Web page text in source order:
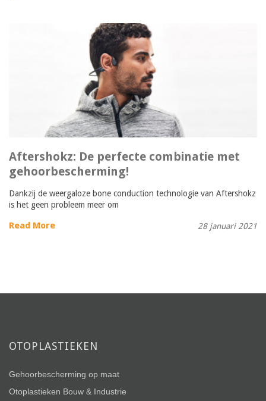
Aftershokz: De perfecte combinatie met
gehoorbescherming!
Dankzij de weergaloze bone conduction technologie van Aftershokz
is het geen probleem meer om
Read More 28 januari 2021
OTOPLASTIEKEN
Gehoorbescherming op maat
Otoplastieken Bouw & Industrie